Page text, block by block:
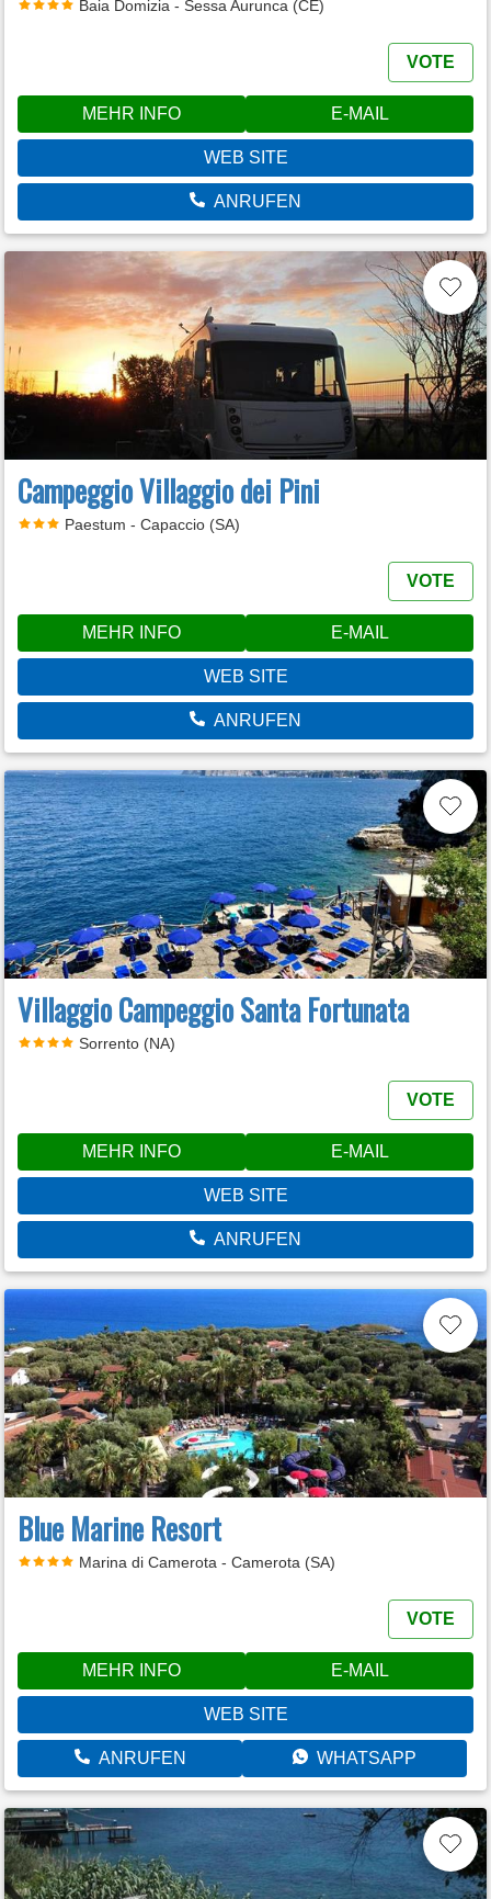
Baia Domizia - Sessa Aurunca (CE)
VOTE
MEHR INFO E-MAIL
WEB SITE
ANRUFEN
Campeggio Villaggio dei Pini
Paestum - Capaccio (SA)
VOTE
MEHR INFO E-MAIL
WEB SITE
ANRUFEN
Villaggio Campeggio Santa Fortunata
Sorrento (NA)
VOTE
MEHR INFO E-MAIL
WEB SITE
ANRUFEN
Blue Marine Resort
Marina di Camerota - Camerota (SA)
VOTE
MEHR INFO E-MAIL
WEB SITE
ANRUFEN WHATSAPP